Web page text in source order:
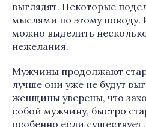
выглядят. Некоторые
мыслями по этому поводу.
можно выделить
нежелания.
Мужчины продолжают
лучше они уже не будут
женщины уверены, что
собой мужчину, быстро
особенно если